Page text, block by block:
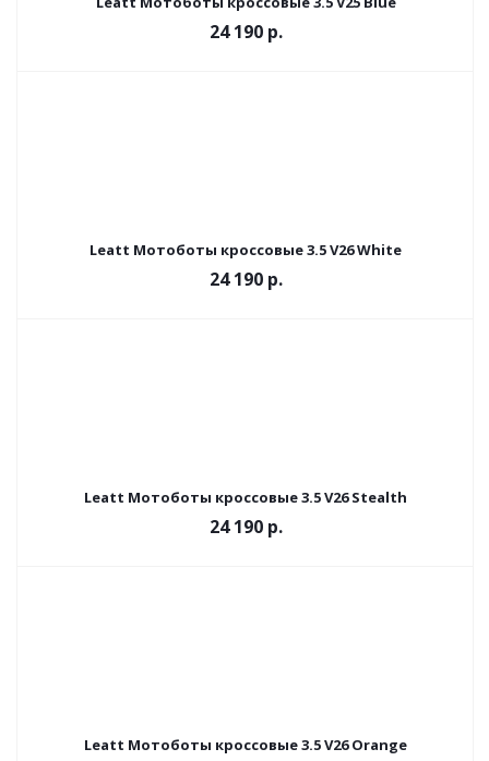
24 190 р.
Leatt Мотоботы кроссовые 3.5 V26 White
24 190 р.
Leatt Мотоботы кроссовые 3.5 V26 Stealth
24 190 р.
Leatt Мотоботы кроссовые 3.5 V26 Orange